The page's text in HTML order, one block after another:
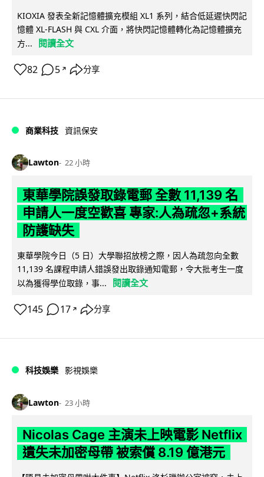
KIOXIA 發表全新記憶體擴充模組 XL1 系列，結合低延遲快閃記
憶體 XL-FLASH 與 CXL 介面，將快閃記憶體轉化為記憶體擴充
方...
閱讀全文
82 5 ↗ 分享
商業科技 資訊保安
Lawton 22 小時
東華學院誤發取錄電郵 全數 11,139 名
申請人一度空歡喜 專家:人為疏忽+系統
防護缺失
東華學院今日（5 日）大學聯招放榜之際，因人為疏忽向全數
11,139 名課程申請人錯誤發出取錄通知電郵，令大批考生一度
以為獲得學位取錄，事...
閱讀全文
145 17 ↗ 分享
科技娛樂 影視娛樂
Lawton 23 小時
Nicolas Cage 主演未上映電影 Netflix
遺失未加密母帶 被索償 8.19 億港元